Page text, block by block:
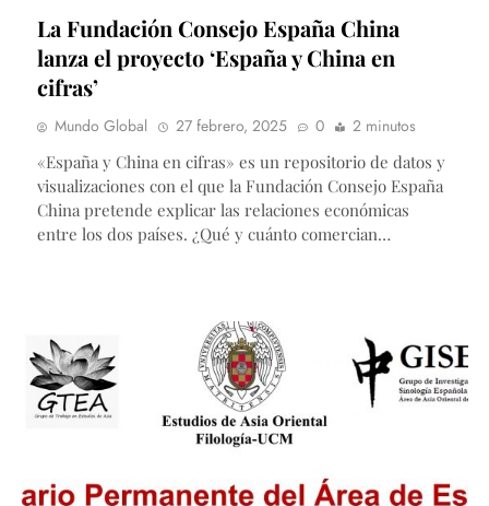
La Fundación Consejo España China
lanza el proyecto ‘España y China en
cifras’
Mundo Global 27 febrero, 2025 0
2 minutos
«España y China en cifras» es un repositorio de datos y
visualizaciones con el que la Fundación Consejo España
China pretende explicar las relaciones económicas
entre los dos países. ¿Qué y cuánto comercian…